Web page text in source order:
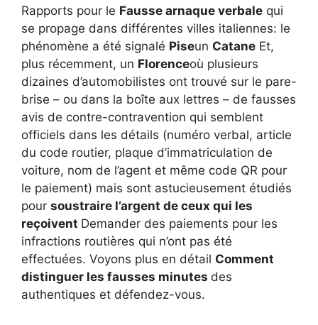
Rapports pour le Fausse arnaque verbale qui
se propage dans différentes villes italiennes: le
phénomène a été signalé Piseun Catane Et,
plus récemment, un Florenceoù plusieurs
dizaines d’automobilistes ont trouvé sur le pare-
brise – ou dans la boîte aux lettres – de fausses
avis de contre-contravention qui semblent
officiels dans les détails (numéro verbal, article
du code routier, plaque d’immatriculation de
voiture, nom de l’agent et même code QR pour
le paiement) mais sont astucieusement étudiés
pour soustraire l’argent de ceux qui les
reçoivent Demander des paiements pour les
infractions routières qui n’ont pas été
effectuées. Voyons plus en détail Comment
distinguer les fausses minutes des
authentiques et défendez-vous.